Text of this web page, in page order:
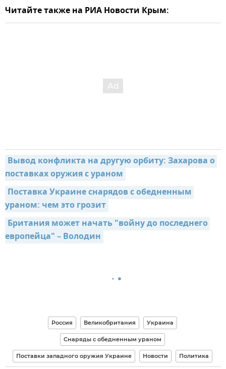
Читайте также на РИА Новости Крым:
Вывод конфликта на другую орбиту: Захарова о
поставках оружия с ураном
Поставка Украине снарядов с обедненным
ураном: чем это грозит
Британия может начать "войну до последнего
европейца" – Володин
Россия Великобритания Украина
Снаряды с обедненным ураном
Поставки западного оружия Украине Новости Политика